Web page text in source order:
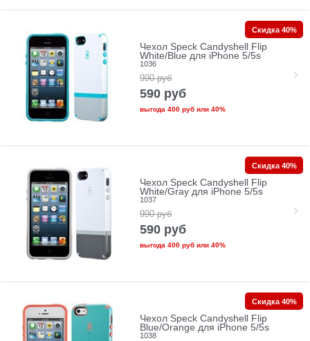
Чехол Speck Candyshell Flip
White/Blue для iPhone 5/5s
1036
990 руб
590 руб
выгода 400 рубили 40%
Скидка 40%
Чехол Speck Candyshell Flip
White/Gray для iPhone 5/5s
1037
990 руб
590 руб
выгода 400 рубили 40%
Скидка 40%
Чехол Speck Candyshell Flip
Blue/Orange для iPhone 5/5s
1038
Скидка 40%